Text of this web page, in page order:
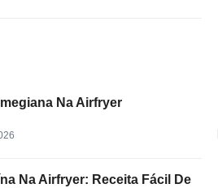
Na Airfryer
Na Airfryer: Receita Fácil De